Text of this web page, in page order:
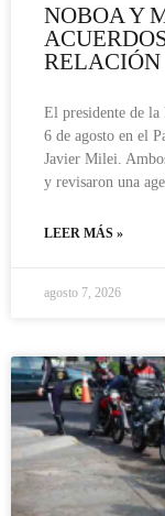
NOBOA Y
El presidente de la
6 de agosto en el
Javier Milei.
y revisaron una
LEER MÁS »
agosto 7, 2026